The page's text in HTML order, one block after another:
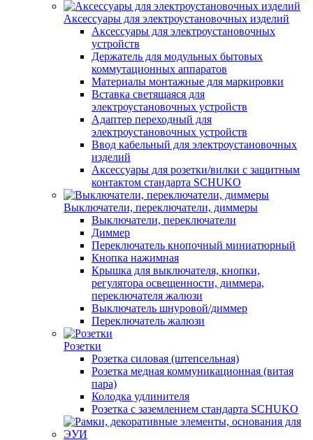
Аксессуары для электроустановочных изделий
Аксессуары для электроустановочных
устройств
Держатель для модульных бытовых
коммутационных аппаратов
Материалы монтажные для маркировки
Вставка светящаяся для
электроустановочных устройств
Адаптер переходный для
электроустановочных устройств
Ввод кабельный для электроустановочных
изделий
Аксессуары для розетки/вилки с защитным
контактом стандарта SCHUKO
Выключатели, переключатели, диммеры
Выключатели, переключатели
Диммер
Переключатель кнопочный миниатюрный
Кнопка нажимная
Крышка для выключателя, кнопки,
регулятора освещенности, диммера,
переключателя жалюзи
Выключатель шнуровой/диммер
Переключатель жалюзи
Розетки
Розетка силовая (штепсельная)
Розетка медная коммуникационная (витая
пара)
Колодка удлинителя
Розетка с заземлением стандарта SCHUKO